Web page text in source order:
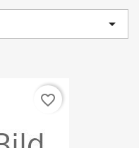

favorite_border